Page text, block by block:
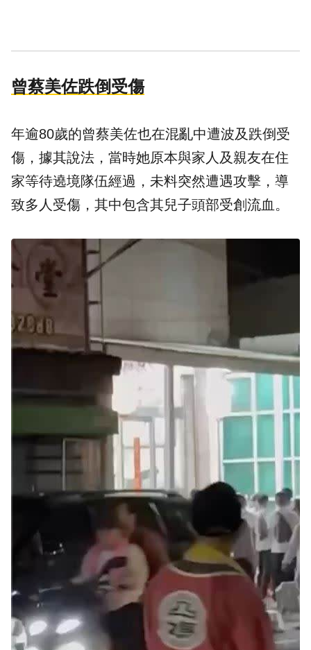
曾蔡美佐跌倒受傷
年逾80歲的曾蔡美佐也在混亂中遭波及跌倒受
傷，據其說法，當時她原本與家人及親友在住
家等待遶境隊伍經過，未料突然遭遇攻擊，導
致多人受傷，其中包含其兒子頭部受創流血。